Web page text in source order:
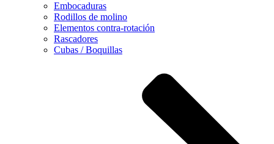
Embocaduras
Rodillos de molino
Elementos contra-rotación
Rascadores
Cubas / Boquillas